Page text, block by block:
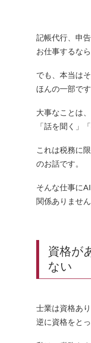
記帳代行、申
お仕事するな
でも、本当は
ほんの一部です
大事なことは
「話を聞く」
これは税務に限
のお話です。
そんな仕事に
関係ありません
資格が
ない
士業は資格あり
逆に資格をと